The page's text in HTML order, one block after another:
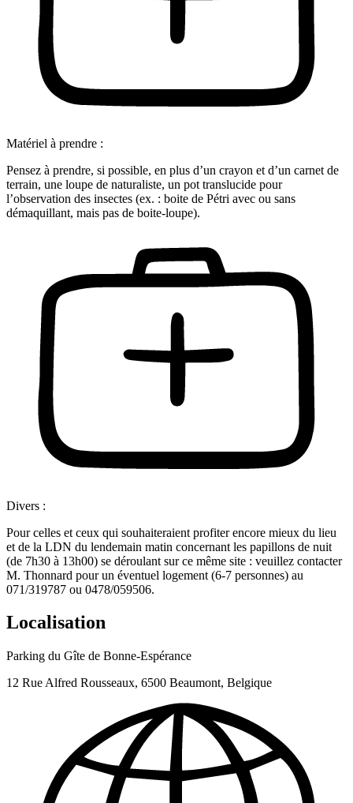
Matériel à prendre :
Pensez à prendre, si possible, en plus d’un crayon et d’un carnet de
terrain, une loupe de naturaliste, un pot translucide pour
l’observation des insectes (ex. : boite de Pétri avec ou sans
démaquillant, mais pas de boite-loupe).
Divers :
Pour celles et ceux qui souhaiteraient profiter encore mieux du lieu
et de la LDN du lendemain matin concernant les papillons de nuit
(de 7h30 à 13h00) se déroulant sur ce même site : veuillez contacter
M. Thonnard pour un éventuel logement (6-7 personnes) au
071/319787 ou 0478/059506.
Localisation
Parking du Gîte de Bonne-Espérance
12 Rue Alfred Rousseaux, 6500 Beaumont, Belgique